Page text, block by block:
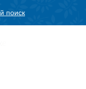
поиск